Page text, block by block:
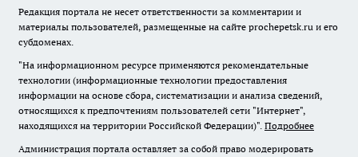
Редакция портала не несет ответственности за комментарии и
материалы пользователей, размещенные на сайте prochepetsk.ru и его
субдоменах.
"На информационном ресурсе применяются рекомендательные
технологии (информационные технологии предоставления
информации на основе сбора, систематизации и анализа сведений,
относящихся к предпочтениям пользователей сети "Интернет",
находящихся на территории Российской Федерации)". Подробнее
Администрация портала оставляет за собой право модерировать